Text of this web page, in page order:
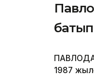
батып
1987